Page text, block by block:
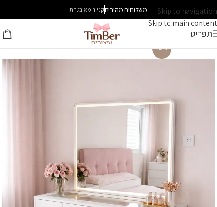
Skip to navigation
Skip to main content
משלוחים מהיריםקנייה מאובטחת
תפריט
-30%